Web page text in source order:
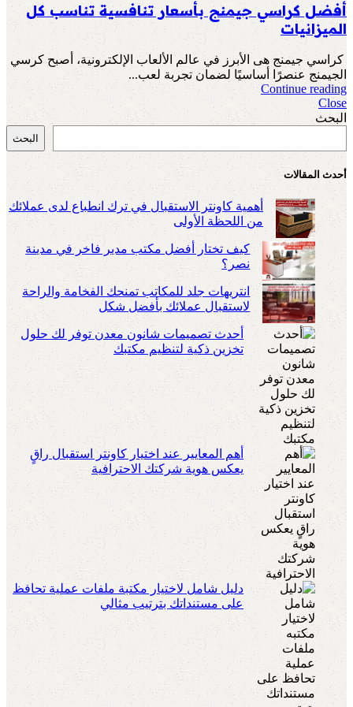
أفضل كراسي جيمنج بأسعار تنافسية تناسب كل
الميزانيات
كراسي جيمنج هى الأبرز في عالم الألعاب الإلكترونية، أصبح كرسي
الجيمنج عنصرًا أساسيًا لضمان تجربة لعب...
Continue reading
Close
البحث
البحث
أحدث المقالات
أهمية كاونتر الاستقبال في ترك انطباع لدى عملائك
من اللحظة الأولى
كيف تختار أفضل مكتب مدير فاخر في مدينة
نصر؟
انتريهات جلد للمكاتب تمنحك الفخامة والراحة
لاستقبال عملائك بأفضل شكل
أحدث تصميمات شانون معدن توفر لك حلول
تخزين ذكية لتنظيم مكتبك
أهم المعايير عند اختيار كاونتر استقبال راقٍ
يعكس هوية شركتك الاحترافية
دليل شامل لاختيار مكتبة ملفات عملية تحافظ
على مستنداتك بترتيب مثالي